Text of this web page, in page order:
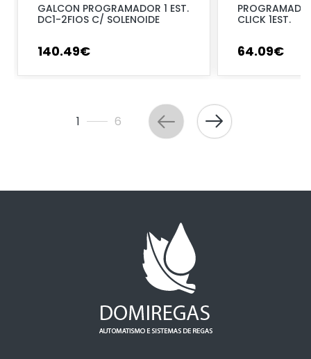
GALCON PROGRAMADOR 1 EST.
DC1-2FIOS C/ SOLENOIDE
140.49€
CLICK 1EST.
64.09€
1 6